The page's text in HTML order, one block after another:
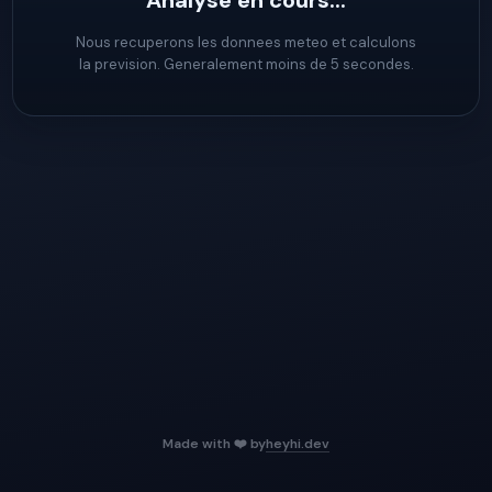
Nous recuperons les donnees meteo et calculons
la prevision. Generalement moins de 5 secondes.
Made with ❤️ byheyhi.dev